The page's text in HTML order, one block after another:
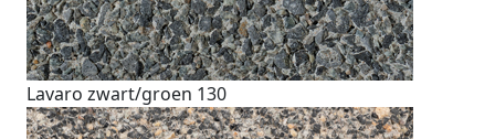
Lavaro zwart/groen 130